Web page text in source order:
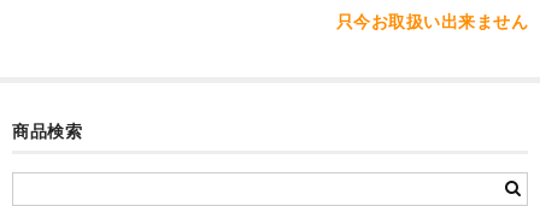
只今お取扱い出来ません
商品検索